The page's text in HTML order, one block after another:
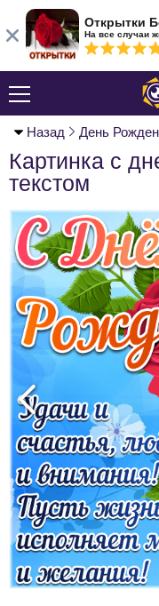
Назад День
Картинка с
текстом
Открытки
На все случаи